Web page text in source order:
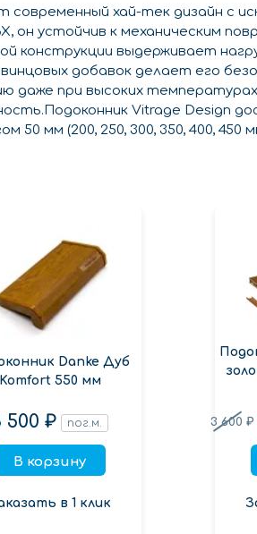
хай-тек дизайн с
он устойчив к механическим
конструкции выдерживает
добавок делает его
даже при высоких
Vitrage Design
мм (200, 250, 300, 350, 400, 450
Danke Дуб
Komfort 550 мм
500 ₽ пог.м.
В корзину
в 1 клик
3 600 ₽